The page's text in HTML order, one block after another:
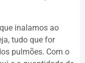
inalamos ao
tudo que for
pulmões. Com o